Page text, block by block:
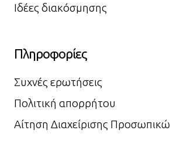
Ιδέες διακόσμησης
Πληροφορίες
Συχνές ερωτήσεις
Πολιτική απορρήτου
Αίτηση Διαχείρισης